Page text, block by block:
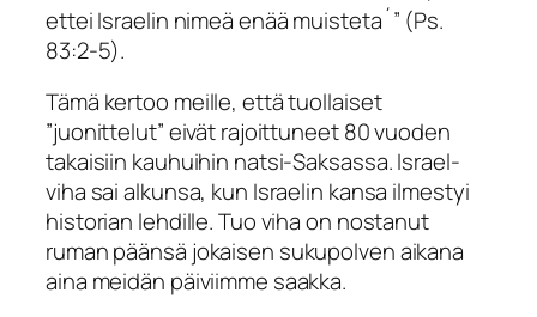
ettei Israelin nimeä enää muisteta´” (Ps.
83:2-5).
Tämä kertoo meille, että tuollaiset
”juonittelut” eivät rajoittuneet 80 vuoden
takaisiin kauhuihin natsi-Saksassa. Israel-
viha sai alkunsa, kun Israelin kansa ilmestyi
historian lehdille. Tuo viha on nostanut
ruman päänsä jokaisen sukupolven aikana
aina meidän päiviimme saakka.